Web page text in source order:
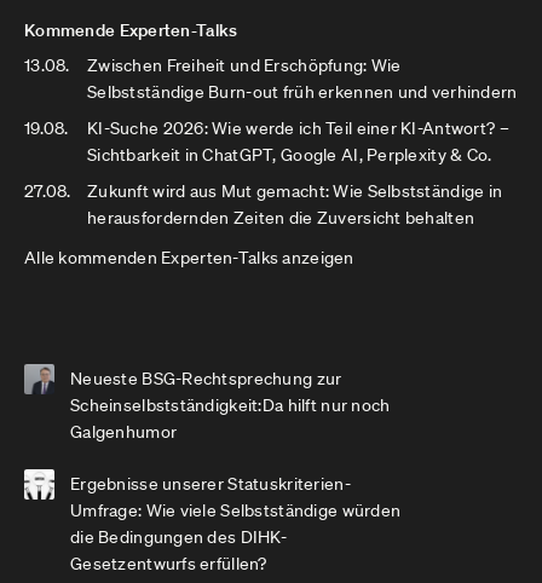
Kommende Experten-Talks
13.08.
Zwischen Freiheit und Erschöpfung: Wie
Selbstständige Burn-out früh erkennen und verhindern
19.08.
KI-Suche 2026: Wie werde ich Teil einer KI-Antwort? –
Sichtbarkeit in ChatGPT, Google AI, Perplexity & Co.
27.08.
Zukunft wird aus Mut gemacht: Wie Selbstständige in
herausfordernden Zeiten die Zuversicht behalten
Alle kommenden Experten-Talks anzeigen
Neueste BSG-Rechtsprechung zur
Scheinselbstständigkeit:Da hilft nur noch
Galgenhumor
Ergebnisse unserer Statuskriterien-
Umfrage: Wie viele Selbstständige würden
die Bedingungen des DIHK-
Gesetzentwurfs erfüllen?